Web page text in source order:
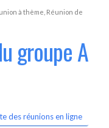
à thème Réunion de
groupe A
des réunions en ligne